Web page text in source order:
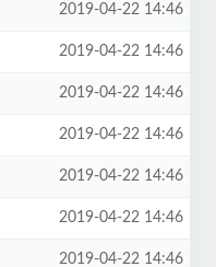
2019-04-22 14:46
2019-04-22 14:46
2019-04-22 14:46
2019-04-22 14:46
2019-04-22 14:46
2019-04-22 14:46
2019-04-22 14:46